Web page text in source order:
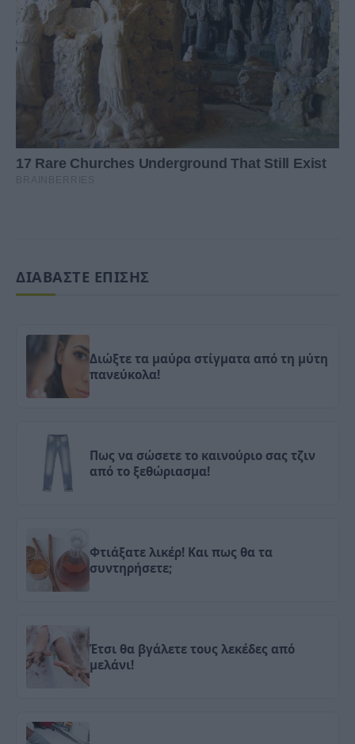
ΔΙΑΒΑΣΤΕ ΕΠΙΣΗΣ
Διώξτε τα μαύρα στίγματα από τη μύτη
πανεύκολα!
Πως να σώσετε το καινούριο σας τζιν
από το ξεθώριασμα!
Φτιάξατε λικέρ! Και πως θα τα
συντηρήσετε;
Έτσι θα βγάλετε τους λεκέδες από
μελάνι!